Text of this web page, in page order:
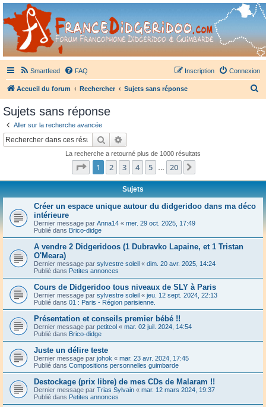
France Didgeridoo
Didgeridoo et Guimbarde sur France Didgeridoo - retrouvez la communauté.
Smartfeed FAQ Connexion
Inscription
Accueil du forum Rechercher Sujets sans réponse
Sujets sans réponse
Aller sur la recherche avancée
Rechercher
La recherche a retourné plus de 1000 résultats
Page 1sur20
1 2 3 4 5 20
Sujets
Créer un espace unique autour du didgeridoo dans ma déco
intérieure
Dernier message par Anna14 « mer. 29 oct. 2025, 17:49
Publié dans Brico-didge
A vendre 2 Didgeridoos (1 Dubravko Lapaine, et 1 Tristan
O'Meara)
Dernier message par sylvestre soleil « dim. 20 avr. 2025, 14:24
Publié dans Petites annonces
Cours de Didgeridoo tous niveaux de SLY à Paris
Dernier message par sylvestre soleil « jeu. 12 sept. 2024, 22:13
Publié dans 01 : Paris - Région parisienne.
Présentation et conseils premier bébé !!
Dernier message par petitcol « mar. 02 juil. 2024, 14:54
Publié dans Brico-didge
Juste un délire teste
Dernier message par johok « mar. 23 avr. 2024, 17:45
Publié dans Compositions personnelles guimbarde
Destockage (prix libre) de mes CDs de Malaram !!
Dernier message par Trias Sylvain « mar. 12 mars 2024, 19:37
Publié dans Petites annonces